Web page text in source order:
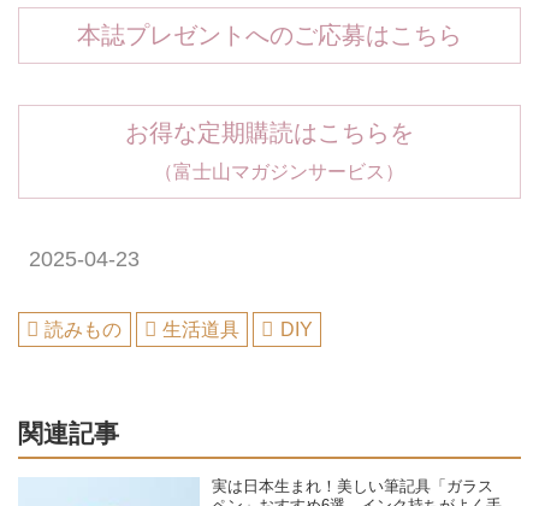
本誌プレゼントへのご応募はこちら
お得な定期購読はこちらを
（富士山マガジンサービス）
2025-04-23
読みもの 生活道具 DIY
関連記事
実は日本生まれ！美しい筆記具「ガラス